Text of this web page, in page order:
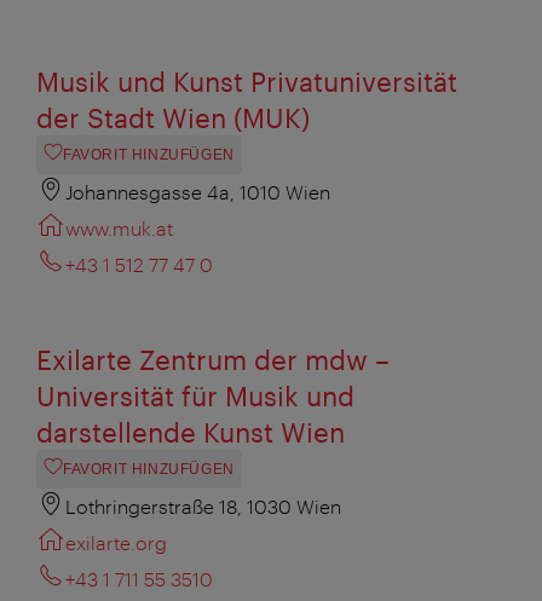
Musik und Kunst Privatuniversität
der Stadt Wien (MUK)
FAVORIT HINZUFÜGEN
Johannesgasse 4a, 1010 Wien
www.muk.at
+43 1 512 77 47 0‎
Exilarte Zentrum der mdw –
Universität für Musik und
darstellende Kunst Wien
FAVORIT HINZUFÜGEN
Lothringerstraße 18, 1030 Wien
exilarte.org
+43 1 711 55 3510